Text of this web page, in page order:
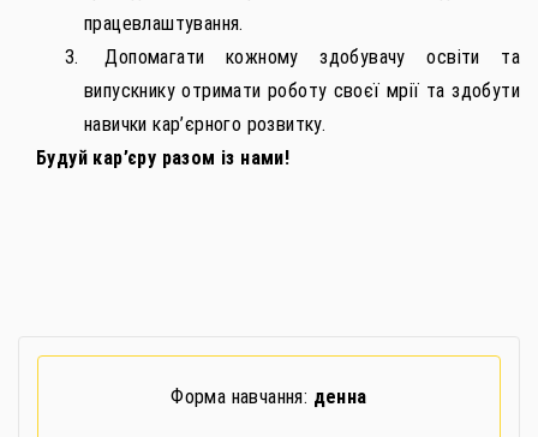
працевлаштування.
Допомагати кожному здобувачу освіти та
випускнику отримати роботу своєї мрії та здобути
навички кар’єрного розвитку.
Будуй кар’єру разом із нами!
Форма навчання: денна